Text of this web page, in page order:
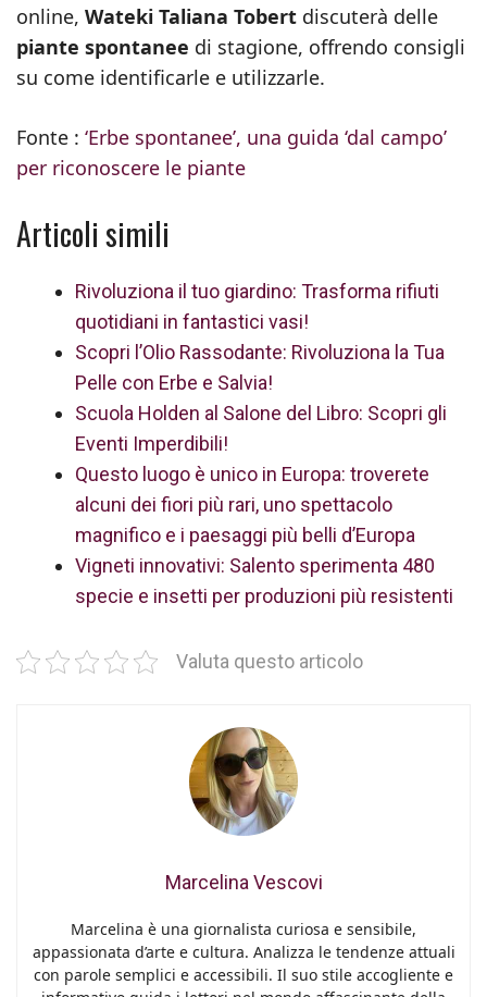
online, Wateki Taliana Tobert discuterà delle
piante spontanee di stagione, offrendo consigli
su come identificarle e utilizzarle.
Fonte : ‘Erbe spontanee’, una guida ‘dal campo’
per riconoscere le piante
Articoli simili
Rivoluziona il tuo giardino: Trasforma rifiuti
quotidiani in fantastici vasi!
Scopri l’Olio Rassodante: Rivoluziona la Tua
Pelle con Erbe e Salvia!
Scuola Holden al Salone del Libro: Scopri gli
Eventi Imperdibili!
Questo luogo è unico in Europa: troverete
alcuni dei fiori più rari, uno spettacolo
magnifico e i paesaggi più belli d’Europa
Vigneti innovativi: Salento sperimenta 480
specie e insetti per produzioni più resistenti
Valuta questo articolo
Marcelina Vescovi
Marcelina è una giornalista curiosa e sensibile,
appassionata d’arte e cultura. Analizza le tendenze attuali
con parole semplici e accessibili. Il suo stile accogliente e